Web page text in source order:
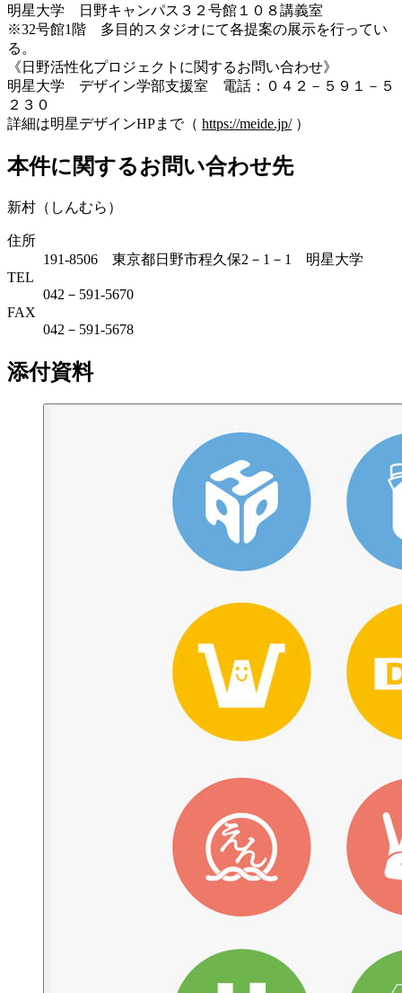
明星大学 日野キャンパス３２号館１０８講義室
※32号館1階 多目的スタジオにて各提案の展示を行ってい
る。
《日野活性化プロジェクトに関するお問い合わせ》
明星大学 デザイン学部支援室 電話：０４２－５９１－５
２３０
詳細は明星デザインHPまで（ https://meide.jp/）
本件に関するお問い合わせ先
新村（しんむら）
住所
191-8506 東京都日野市程久保2－1－1 明星大学
TEL
042－591-5670
FAX
042－591-5678
添付資料